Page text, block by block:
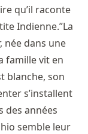
qu’il raconte
Indienne.”La
née dans une
famille vit en
blanche, son
s’installent
des années
semble leur